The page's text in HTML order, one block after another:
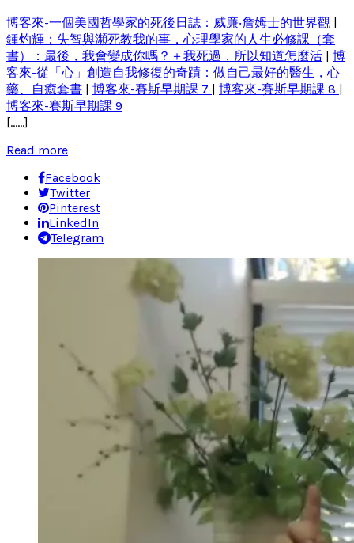
博客來-一個美國哲學家的死後日誌：威廉‧詹姆士的世界觀 |
鍾灼輝：失智與瀕死教我的事，心理學家的人生必修課（套
書）：最後，我會變成你嗎？＋我死過，所以知道怎麼活 | 博
客來-從「心」創造自我修復的奇蹟：做自己最好的醫生，心
藥、自癒套書 | 博客來-賽斯早期課 7 | 博客來-賽斯早期課 8 |
博客來-賽斯早期課 9
[……]
Read more
Facebook
Twitter
Pinterest
LinkedIn
Telegram